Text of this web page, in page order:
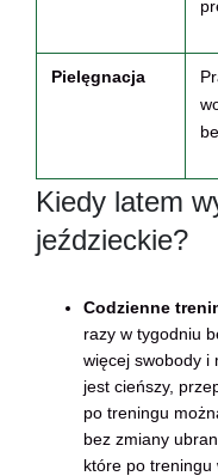
Pielęgnacja
Kiedy latem
jeździeckie?
Codzienne
razy w tygodniu
więcej swobody i
jest cieńszy,
po treningu
bez zmiany
które po treningu